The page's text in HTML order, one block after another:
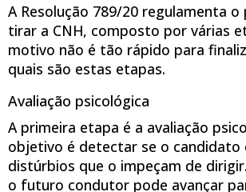
A Resolução 789/20 regulamenta
tirar a CNH, composto por várias
motivo não é tão rápido para
quais são estas etapas.
Avaliação psicológica
A primeira etapa é a avaliação
objetivo é detectar se o candidato
distúrbios que o impeçam de
o futuro condutor pode avançar